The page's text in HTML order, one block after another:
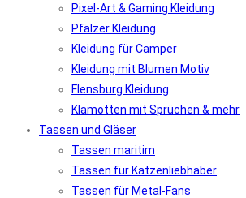
Pixel-Art & Gaming Kleidung
Pfälzer Kleidung
Kleidung für Camper
Kleidung mit Blumen Motiv
Flensburg Kleidung
Klamotten mit Sprüchen & mehr
Tassen und Gläser
Tassen maritim
Tassen für Katzenliebhaber
Tassen für Metal-Fans